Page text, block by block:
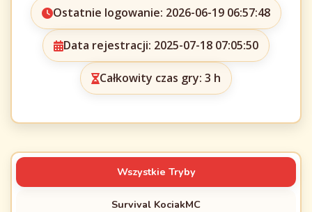
Ostatnie logowanie: 2026-06-19 06:57:48
Data rejestracji: 2025-07-18 07:05:50
Całkowity czas gry: 3 h
Wszystkie Tryby
Survival KociakMC